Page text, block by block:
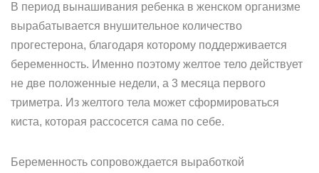
В период вынашивания ребенка в женском организме
вырабатывается внушительное количество
прогестерона, благодаря которому поддерживается
беременность. Именно поэтому желтое тело действует
не две положенные недели, а 3 месяца первого
триметра. Из желтого тела может сформироваться
киста, которая рассосется сама по себе.
Беременность сопровождается выработкой